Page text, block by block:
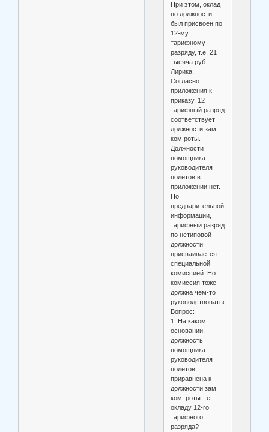
При этом, оклад
по должности
был присвоен по
12-му
тарифному
разряду, т.е. 21
тысяча руб.
Лирика:
Согласно
приложения к
приказу, 12
тарифный разряд
соответствует
должности зам.
ком роты.
Должности
помощника
руководителя
полетов в
приложении нет.
По
предварительной
информации,
тарифный разряд
по нетиповой
должности
присваивается
специальной
комиссией. Но
комиссия тоже
должна чем-то
руководствоваться.
Вопрос:
1. На каком
основании,
должность
помощника
руководителя
полетов
приравнена к
должности зам.
ком. роты т.е.
окладу 12-го
тарифного
разряда?